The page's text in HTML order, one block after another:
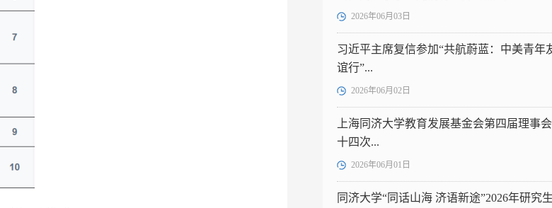
2026年06月03日
习近平主席复信参加“共航蔚蓝：中美青年
谊行”...
2026年06月02日
上海同济大学教育发展基金会第四届理事
十四次...
2026年06月01日
同济大学“同话山海 济语新途”2026年研究